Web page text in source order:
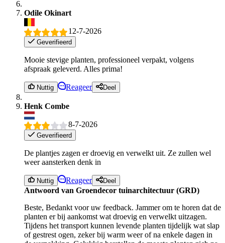
Odile Okinart
12-7-2026
Geverifieerd
Mooie stevige planten, professioneel verpakt, volgens
afspraak geleverd. Alles prima!
Nuttig Reageer Deel
Henk Combe
8-7-2026
Geverifieerd
De plantjes zagen er droevig en verwelkt uit. Ze zullen wel
weer aansterken denk in
Nuttig Reageer Deel
Antwoord van Groendecor tuinarchitectuur (GRD)
Beste, Bedankt voor uw feedback. Jammer om te horen dat de
planten er bij aankomst wat droevig en verwelkt uitzagen.
Tijdens het transport kunnen levende planten tijdelijk wat slap
of gestrest ogen, zeker bij warm weer of na enkele dagen in